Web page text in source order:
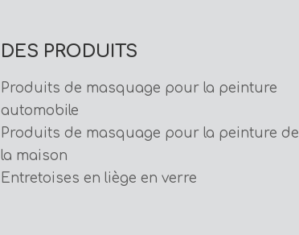
DES PRODUITS
Produits de masquage pour la peinture
automobile
Produits de masquage pour la peinture de
la maison
Entretoises en liège en verre